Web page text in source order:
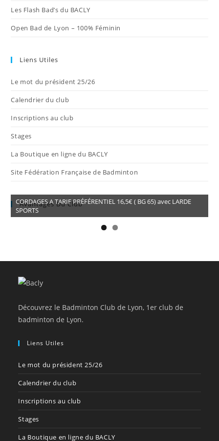
Les Flash Bad’s du BACLY
Open Bad de Lyon – 100% Féminin
Liens Utiles
Le mot du président 25/26
Calendrier du club
Inscriptions au club
Stages
La Boutique en ligne du BACLY
Site Fédération Française de Badminton
Avantages Du Club
CORDAGES A TARIF PRÉFÉRENTIEL 16,5€ ( BG 65) avec LARDE
SPORTS
Découvrez le Badminton Club de Lyon, 1er club de
badminton de Lyon.
Liens Utiles
Le mot du président 25/26
Calendrier du club
Inscriptions au club
Stages
La Boutique en ligne du BACLY